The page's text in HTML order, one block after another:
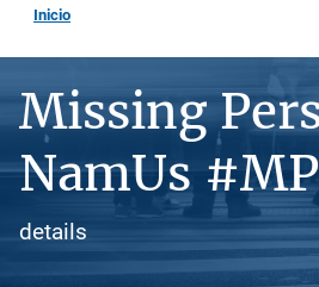
Inicio
Missing
NamUs
details